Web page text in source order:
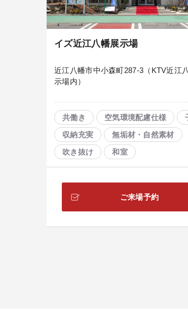
イズ近江八幡展示場
近江八幡市中小森町287-3（KTV近江
示場内）
共働き 空気環境配慮仕様
収納充実
無垢材・自然素材
吹き抜け
和室
ご来場予約